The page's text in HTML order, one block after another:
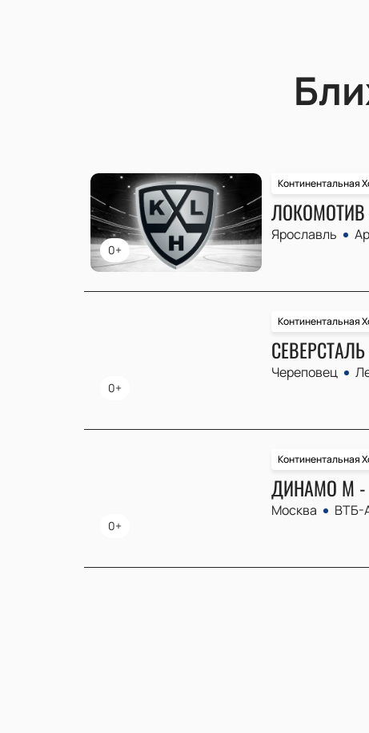
0+
Континентальная
ЛОКОМОТИВ
Ярославль
0+
Континентальная
Череповец
0+
Континентальная
ДИНАМО М -
Москва ВТБ-